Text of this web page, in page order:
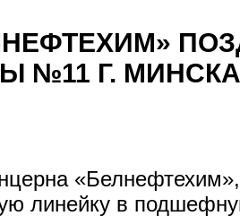
№11 Г.
«Белнефтехим»,
линейку в